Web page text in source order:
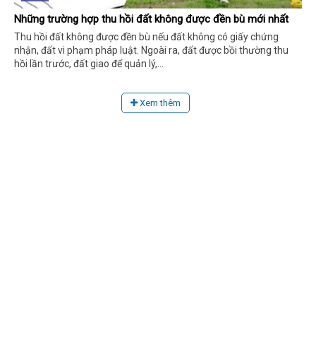
Những trường hợp thu hồi đất không được đền bù mới nhất
Thu hồi đất không được đền bù nếu đất không có giấy chứng
nhận, đất vi phạm pháp luật. Ngoài ra, đất được bồi thường thu
hồi lần trước, đất giao để quản lý,...
Xem thêm